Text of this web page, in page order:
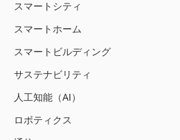
スマートシティ
スマートホーム
スマートビルディング
サステナビリティ
人工知能（AI）
ロボティクス